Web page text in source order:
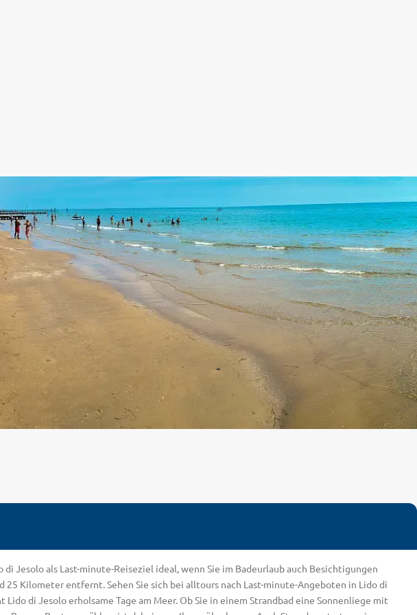
Jesolo als Last-minute-Reiseziel ideal, wenn Sie im Badeurlaub auch Besichtigungen
Kilometer entfernt. Sehen Sie sich bei alltours nach Last-minute-Angeboten in Lido di
di Jesolo erholsame Tage am Meer. Ob Sie in einem Strandbad eine Sonnenliege mit